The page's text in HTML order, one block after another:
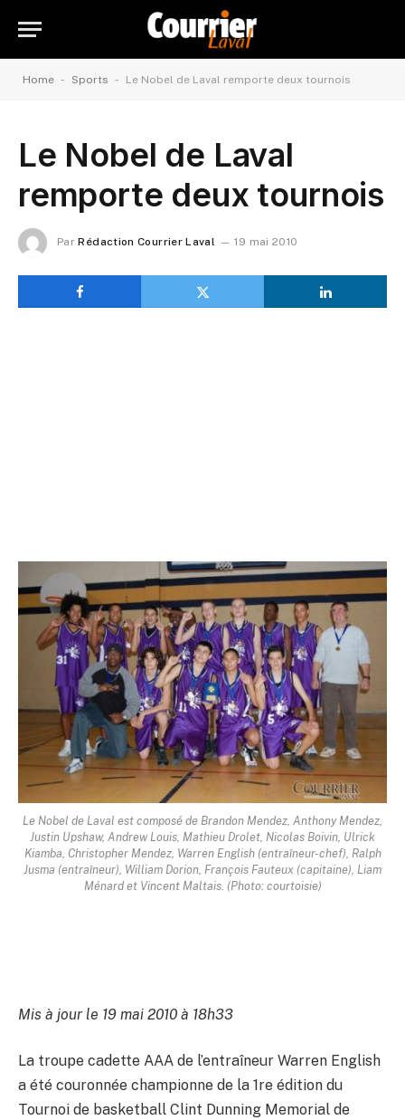
Home - Sports - Le Nobel de Laval remporte deux tournois
Le Nobel de Laval
remporte deux tournois
Par Rédaction Courrier Laval 19 mai 2010
Le Nobel de Laval est composé de Brandon Mendez, Anthony Mendez,
Justin Upshaw, Andrew Louis, Mathieu Drolet, Nicolas Boivin, Ulrick
Kiamba, Christopher Mendez, Warren English (entraîneur-chef), Ralph
Jusma (entraîneur), William Dorion, François Fauteux (capitaine), Liam
Ménard et Vincent Maltais. (Photo: courtoisie)
Mis à jour le 19 mai 2010 à 18h33
La troupe cadette AAA de l’entraîneur Warren English
a été couronnée championne de la 1re édition du
Tournoi de basketball Clint Dunning Memorial de